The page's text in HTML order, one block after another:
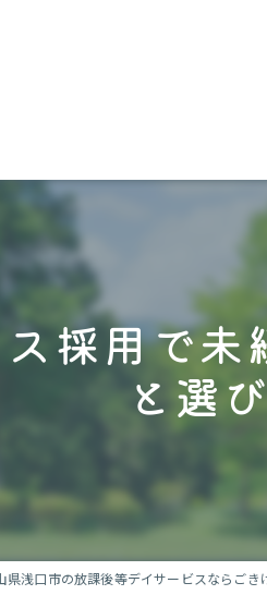
採用で
と選
県浅口市の放課後等デイサービスならごき